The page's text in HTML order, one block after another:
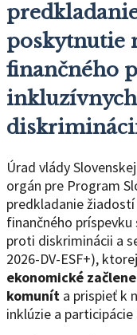
poskytnutie
finančného
Úrad vlády
orgán pre Program
predkladanie
finančného
proti diskriminácii a
2026-DV-ESF+),
ekonomické
komunít a prispieť k
inklúzie a